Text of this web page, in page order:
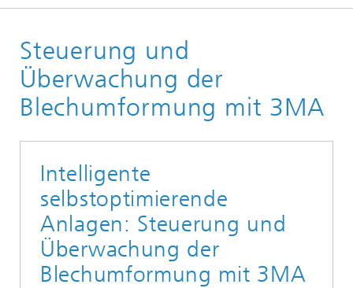
Projektbeispiele
Steuerung und
Überwachung der
Blechumformung mit 3MA
Intelligente
selbstoptimierende
Anlagen: Steuerung und
Überwachung der
Blechumformung mit 3MA